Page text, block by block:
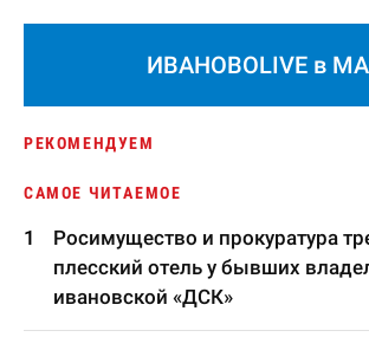
ИВАНОВОLIVE в
РЕКОМЕНДУЕМ
САМОЕ ЧИТАЕМОЕ
Росимущество и прокуратура
плесский отель у бывших
ивановской «ДСК»